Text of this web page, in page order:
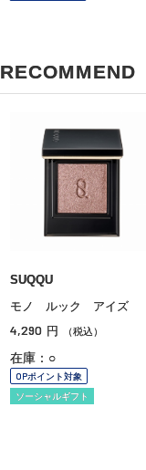
RECOMMEND
SUQQU
モノ ルック アイズ
4,290 円 （税込）
在庫：○
OPポイント対象
ソーシャルギフト